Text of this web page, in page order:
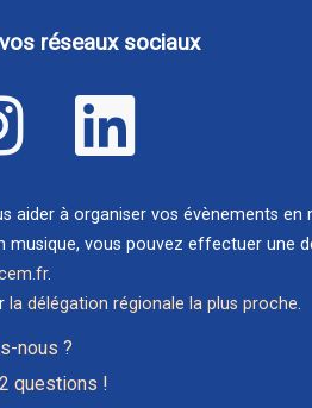
réseaux sociaux
aider à organiser vos évènements en
vous pouvez effectuer une
.
la délégation régionale la plus proche.
nous ?
questions !